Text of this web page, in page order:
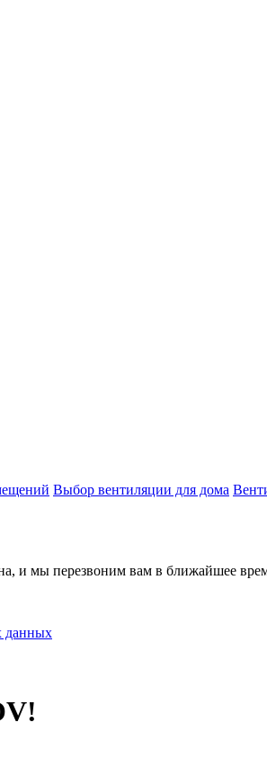
Выбор вентиляции для дома
и мы перезвоним вам в ближайшее
данных